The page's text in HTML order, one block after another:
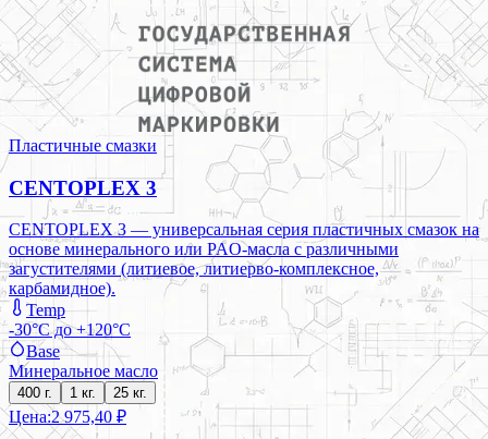
Пластичные смазки
CENTOPLEX 3
CENTOPLEX 3 — универсальная серия пластичных смазок на
основе минерального или PAO-масла с различными
загустителями (литиевое, литиерво-комплексное,
карбамидное).
Temp
-30°C до +120°C
Base
Минеральное масло
400 г. 1 кг. 25 кг.
Цена:2 975,40 ₽